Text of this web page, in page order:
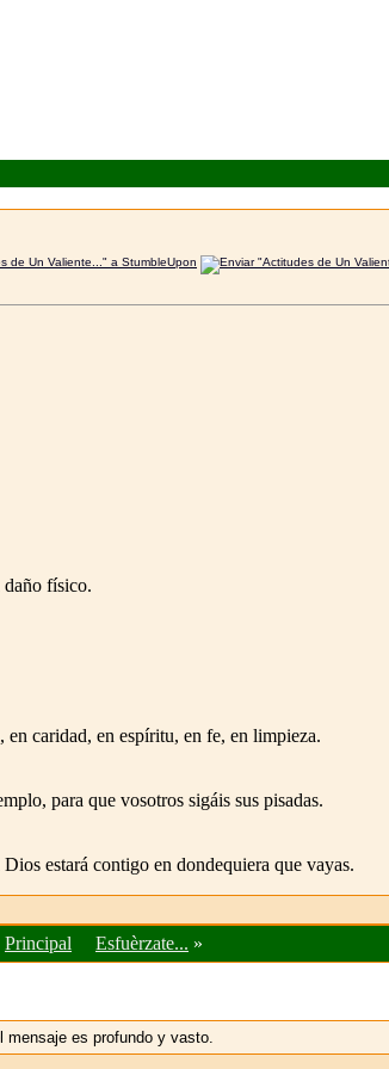
físico.
caridad, en espíritu, en fe, en limpieza.
para que vosotros sigáis sus pisadas.
estará contigo en dondequiera que vayas.
Principal Esfuèrzate... »
es profundo y vasto.